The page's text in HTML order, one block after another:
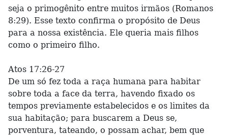
seja o primogênito entre muitos irmãos (Romanos
8:29). Esse texto confirma o propósito de Deus
para a nossa existência. Ele queria mais filhos
como o primeiro filho.
Atos 17:26-27
De um só fez toda a raça humana para habitar
sobre toda a face da terra, havendo fixado os
tempos previamente estabelecidos e os limites da
sua habitação; para buscarem a Deus se,
porventura, tateando, o possam achar, bem que